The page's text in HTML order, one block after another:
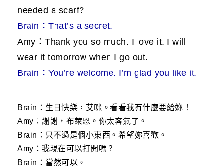
needed a scarf?
Brain：That’s a secret.
Amy：Thank you so much. I love it. I will
wear it tomorrow when I go out.
Brain：You’re welcome. I’m glad you like it.
Brain：生日快樂，艾咪。看看我有什麼要給妳！
Amy：謝謝，布萊恩。你太客氣了。
Brain：只不過是個小東西。希望妳喜歡。
Amy：我現在可以打開嗎？
Brain：當然可以。